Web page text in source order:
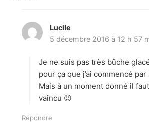
Lucile
i
:
5 décembre 2016 à 12 h 57
Je ne suis pas très bûche
pour ça que j’ai commencé
Mais à un moment donné il
vaincu 😉
Répondre